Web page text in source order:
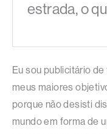
estrada, o
Eu sou publicitário
meus maiores
porque não desisti
mundo em forma de